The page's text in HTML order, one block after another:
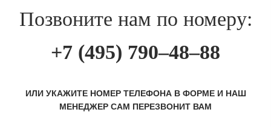
Позвоните нам по номеру:
+7 (495) 790–48–88
ИЛИ УКАЖИТЕ НОМЕР ТЕЛЕФОНА В ФОРМЕ И НАШ
МЕНЕДЖЕР САМ ПЕРЕЗВОНИТ ВАМ